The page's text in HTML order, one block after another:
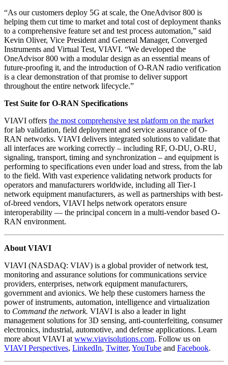
“As our customers deploy 5G at scale, the OneAdvisor 800 is
helping them cut time to market and total cost of deployment thanks
to a comprehensive feature set and test process automation,” said
Kevin Oliver, Vice President and General Manager, Converged
Instruments and Virtual Test, VIAVI. “We developed the
OneAdvisor 800 with a modular design as an essential means of
future-proofing it, and the introduction of O-RAN radio verification
is a clear demonstration of that promise to deliver support
throughout the entire network lifecycle.”
Test Suite for O-RAN Specifications
VIAVI offers the most comprehensive test platform on the market
for lab validation, field deployment and service assurance of O-
RAN networks. VIAVI delivers integrated solutions to validate that
all interfaces are working correctly – including RF, O-DU, O-RU,
signaling, transport, timing and synchronization – and equipment is
performing to specifications even under load and stress, from the lab
to the field. With vast experience validating network products for
operators and manufacturers worldwide, including all Tier-1
network equipment manufacturers, as well as partnerships with best-
of-breed vendors, VIAVI helps network operators ensure
interoperability — the principal concern in a multi-vendor based O-
RAN environment.
About VIAVI
VIAVI (NASDAQ: VIAV) is a global provider of network test,
monitoring and assurance solutions for communications service
providers, enterprises, network equipment manufacturers,
government and avionics. We help these customers harness the
power of instruments, automation, intelligence and virtualization
to Command the network. VIAVI is also a leader in light
management solutions for 3D sensing, anti-counterfeiting, consumer
electronics, industrial, automotive, and defense applications. Learn
more about VIAVI at www.viavisolutions.com. Follow us on
VIAVI Perspectives, LinkedIn, Twitter, YouTube and Facebook.